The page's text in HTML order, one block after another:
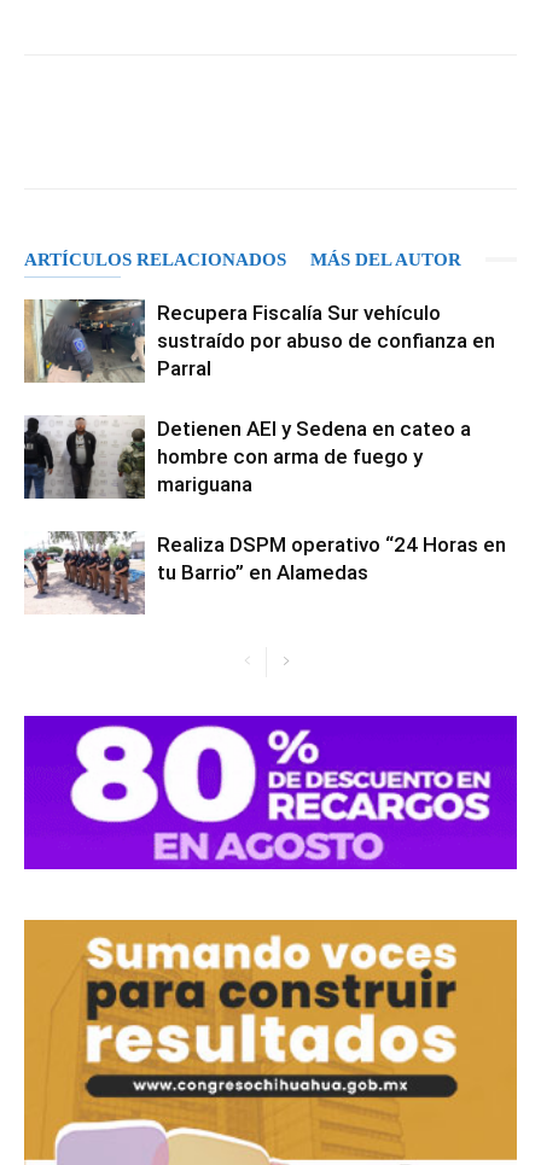
ARTÍCULOS RELACIONADOS MÁS DEL AUTOR
Recupera Fiscalía Sur vehículo
sustraído por abuso de confianza en
Parral
Detienen AEI y Sedena en cateo a
hombre con arma de fuego y
mariguana
Realiza DSPM operativo “24 Horas en
tu Barrio” en Alamedas